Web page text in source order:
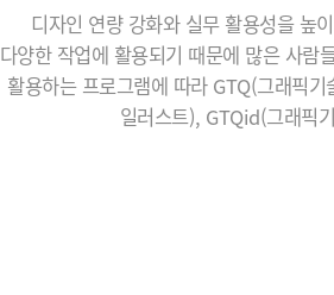
디자인 연량 강화와 실무 활용성을 높
다양한 작업에 활용되기 때문에 많은 사람
활용하는 프로그램에 따라 GTQ(그래픽
일러스트), GTQid(그래픽